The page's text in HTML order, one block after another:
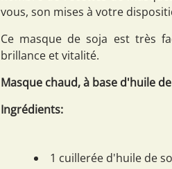
vous, son mises à votre
Ce masque de soja est très
brillance et vitalité.
Masque chaud, à base d'huile
Ingrédients:
1 cuillerée d'huile de